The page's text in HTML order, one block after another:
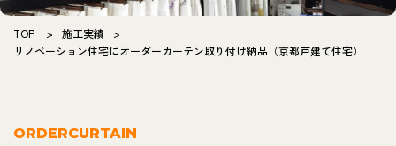
TOP > 施工実績
>
リノベーション住宅にオーダーカーテン取り付け納品（京都戸建て住宅）
ORDERCURTAIN